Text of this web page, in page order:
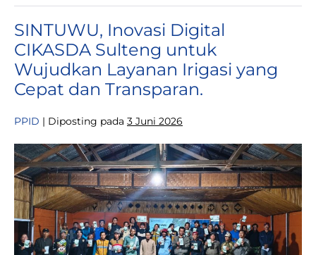
Gelar
Rutin
SINTUWU, Inovasi Digital
CIKASDA Sulteng untuk
Wujudkan Layanan Irigasi yang
Cepat dan Transparan.
PPID | Diposting pada 3 Juni 2026
SINTUWU,
Inovasi
Digital
CIKASDA
Sulteng
untuk